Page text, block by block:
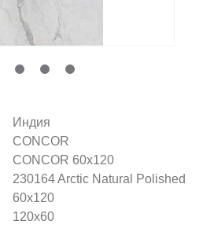
Индия
CONCOR
CONCOR 60x120
230164 Arctic Natural Polished
60x120
120x60